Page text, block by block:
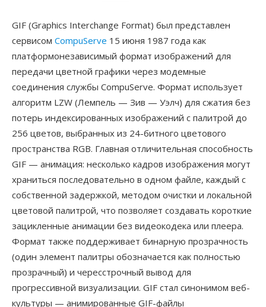
GIF (Graphics Interchange Format) был представлен
сервисом CompuServe 15 июня 1987 года как
платформонезависимый формат изображений для
передачи цветной графики через модемные
соединения службы CompuServe. Формат использует
алгоритм LZW (Лемпель — Зив — Уэлч) для сжатия без
потерь индексированных изображений с палитрой до
256 цветов, выбранных из 24-битного цветового
пространства RGB. Главная отличительная способность
GIF — анимация: несколько кадров изображения могут
храниться последовательно в одном файле, каждый с
собственной задержкой, методом очистки и локальной
цветовой палитрой, что позволяет создавать короткие
зацикленные анимации без видеокодека или плеера.
Формат также поддерживает бинарную прозрачность
(один элемент палитры обозначается как полностью
прозрачный) и чересстрочный вывод для
прогрессивной визуализации. GIF стал синонимом веб-
культуры — анимированные GIF-файлы